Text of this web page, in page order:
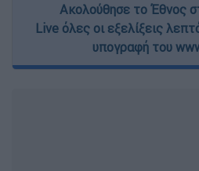
Ακολούθησε το Έθνος
Live όλες οι εξελίξεις
υπογραφή του